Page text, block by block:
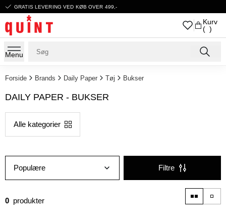
GRATIS LEVERING VED KØB OVER 499,-
Kurv
( )
Menu
Forside Brands Daily Paper Tøj Bukser
DAILY PAPER - BUKSER
Alle kategorier
Populære Filtre
0 produkter